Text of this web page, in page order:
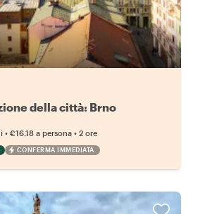
della città: Brno
• €16.18 a persona • 2 ore
CONFERMA IMMEDIATA